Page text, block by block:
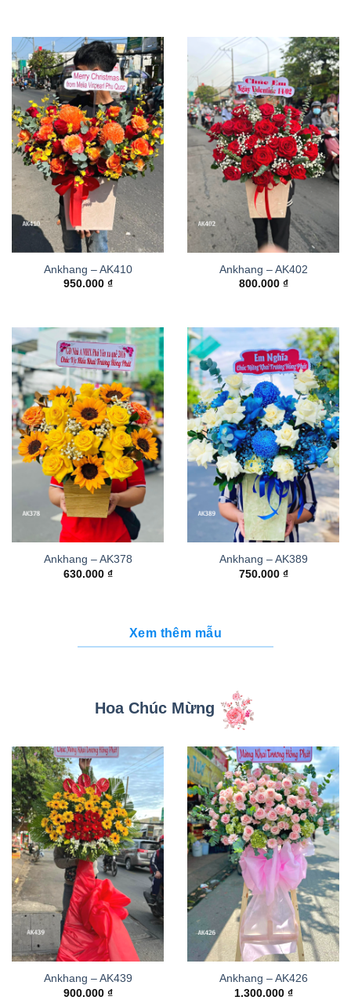
Ankhang – AK410
950.000 ₫
Ankhang – AK402
800.000 ₫
Ankhang – AK378
630.000 ₫
Ankhang – AK389
750.000 ₫
Xem thêm mẫu
Hoa Chúc Mừng
Ankhang – AK439
900.000 ₫
Ankhang – AK426
1.300.000 ₫